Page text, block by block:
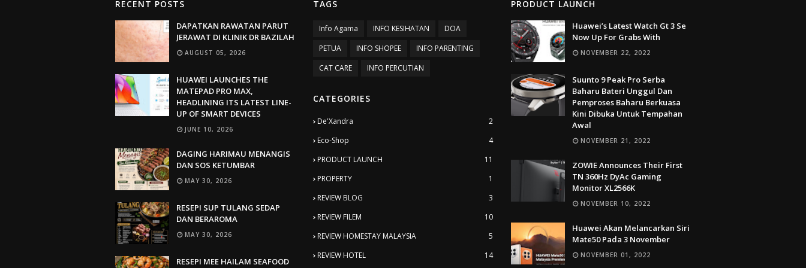
RECENT POSTS
DAPATKAN RAWATAN PARUT
JERAWAT DI KLINIK DR BAZILAH
AUGUST 05, 2026
HUAWEI LAUNCHES THE
MATEPAD PRO MAX,
HEADLINING ITS LATEST LINE-
UP OF SMART DEVICES
JUNE 10, 2026
DAGING HARIMAU MENANGIS
DAN SOS KETUMBAR
MAY 30, 2026
RESEPI SUP TULANG SEDAP
DAN BERAROMA
MAY 30, 2026
RESEPI MEE HAILAM SEAFOOD
TAGS
Info Agama INFO KESIHATAN
DOA
PETUA
INFO SHOPEE
INFO PARENTING
CAT CARE
INFO PERCUTIAN
CATEGORIES
De'Xandra
2
Eco-Shop
4
PRODUCT LAUNCH
11
PROPERTY
1
REVIEW BLOG
3
REVIEW FILEM
10
REVIEW HOMESTAY MALAYSIA
5
REVIEW HOTEL
14
PRODUCT LAUNCH
Huawei’s Latest Watch Gt 3 Se
Now Up For Grabs With
NOVEMBER 22, 2022
Suunto 9 Peak Pro Serba
Baharu Bateri Unggul Dan
Pemproses Baharu Berkuasa
Kini Dibuka Untuk Tempahan
Awal
NOVEMBER 21, 2022
ZOWIE Announces Their First
TN 360Hz DyAc Gaming
Monitor XL2566K
NOVEMBER 10, 2022
Huawei Akan Melancarkan Siri
Mate50 Pada 3 November
NOVEMBER 01, 2022